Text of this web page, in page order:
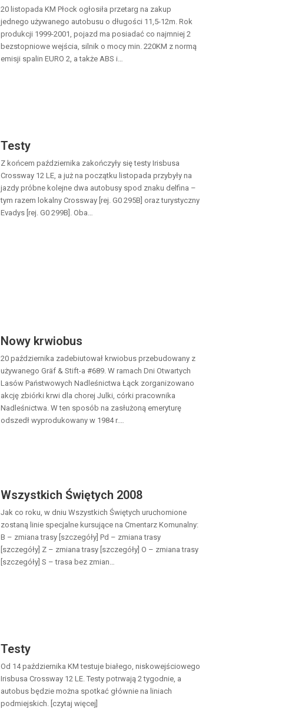
20 listopada KM Płock ogłosiła przetarg na zakup
jednego używanego autobusu o długości 11,5-12m. Rok
produkcji 1999-2001, pojazd ma posiadać co najmniej 2
bezstopniowe wejścia, silnik o mocy min. 220KM z normą
emisji spalin EURO 2, a także ABS i…
Testy
Z końcem października zakończyły się testy Irisbusa
Crossway 12 LE, a już na początku listopada przybyły na
jazdy próbne kolejne dwa autobusy spod znaku delfina –
tym razem lokalny Crossway [rej. G0 295B] oraz turystyczny
Evadys [rej. G0 299B]. Oba…
Nowy krwiobus
20 października zadebiutował krwiobus przebudowany z
używanego Gräf & Stift-a #689. W ramach Dni Otwartych
Lasów Państwowych Nadleśnictwa Łąck zorganizowano
akcję zbiórki krwi dla chorej Julki, córki pracownika
Nadleśnictwa. W ten sposób na zasłużoną emeryturę
odszedł wyprodukowany w 1984 r.…
Wszystkich Świętych 2008
Jak co roku, w dniu Wszystkich Świętych uruchomione
zostaną linie specjalne kursujące na Cmentarz Komunalny:
B – zmiana trasy [szczegóły] Pd – zmiana trasy
[szczegóły] Z – zmiana trasy [szczegóły] O – zmiana trasy
[szczegóły] S – trasa bez zmian…
Testy
Od 14 października KM testuje białego, niskowejściowego
Irisbusa Crossway 12 LE. Testy potrwają 2 tygodnie, a
autobus będzie można spotkać głównie na liniach
podmiejskich. [czytaj więcej]